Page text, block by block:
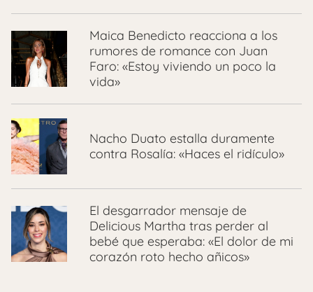
Maica Benedicto reacciona a los
rumores de romance con Juan
Faro: «Estoy viviendo un poco la
vida»
Nacho Duato estalla duramente
contra Rosalía: «Haces el ridículo»
El desgarrador mensaje de
Delicious Martha tras perder al
bebé que esperaba: «El dolor de mi
corazón roto hecho añicos»